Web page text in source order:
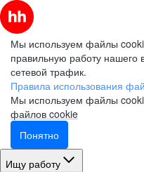
Мы используем файлы
правильную работу нашего
сетевой трафик.
Правила использования
Мы используем файлы
файлов cookie
Понятно
Ищу работу